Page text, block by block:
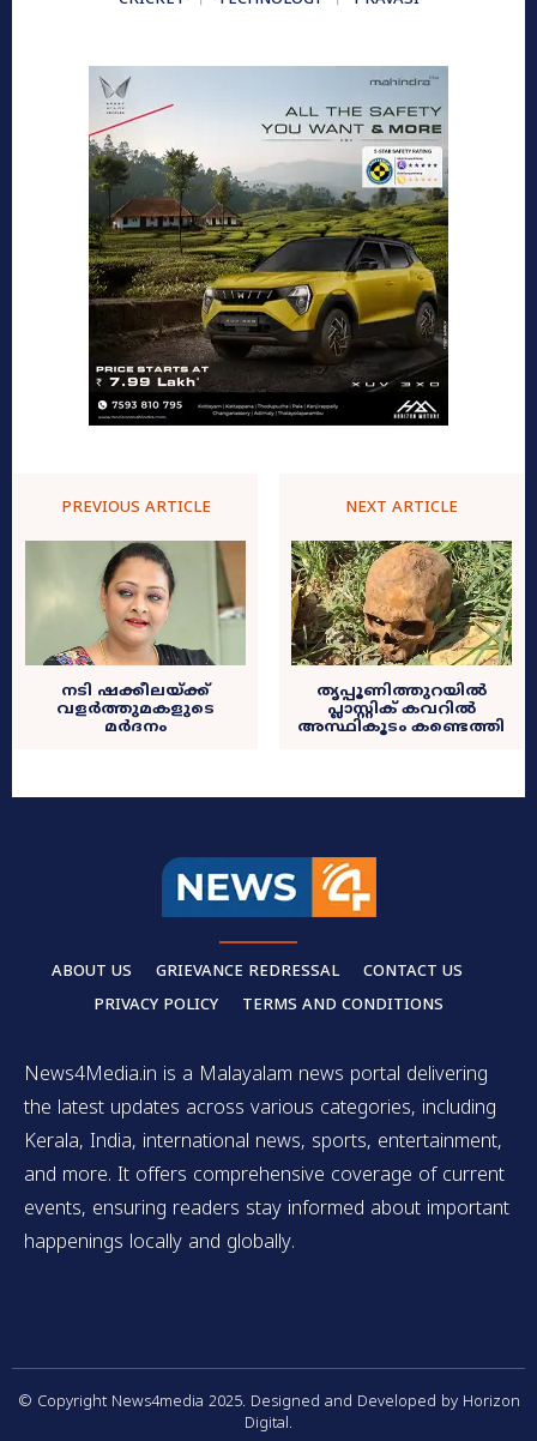
PREVIOUS ARTICLE
നടി ഷക്കീലയ്ക്ക്
വളർത്തുമകളുടെ
മർദനം
NEXT ARTICLE
തൃപ്പൂണിത്തുറയിൽ
പ്ലാസ്റ്റിക് കവറിൽ
അസ്ഥികൂടം കണ്ടെത്തി
ABOUT US GRIEVANCE REDRESSAL
CONTACT US
PRIVACY POLICY
TERMS AND CONDITIONS
News4Media.in is a Malayalam news portal delivering
the latest updates across various categories, including
Kerala, India, international news, sports, entertainment,
and more. It offers comprehensive coverage of current
events, ensuring readers stay informed about important
happenings locally and globally.
© Copyright News4media 2025. Designed and Developed by Horizon
Digital.